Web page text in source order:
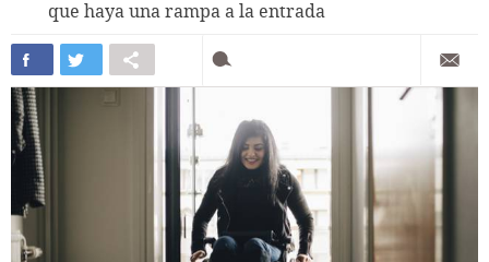
que haya una rampa a la entrada